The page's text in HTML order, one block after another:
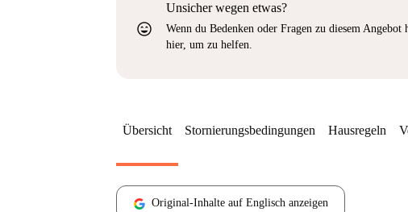
sentiment_very_satisfied
Unsicher wegen etwas?
Wenn du Bedenken oder Fragen zu diesem Angebot
hier, um zu helfen.
Übersicht Stornierungsbedingungen Hausregeln
Original-Inhalte auf Englisch anzeigen